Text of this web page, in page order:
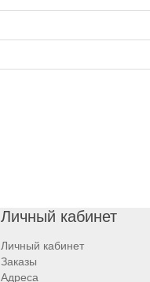
Личный кабинет
Личный кабинет
Заказы
Адреса